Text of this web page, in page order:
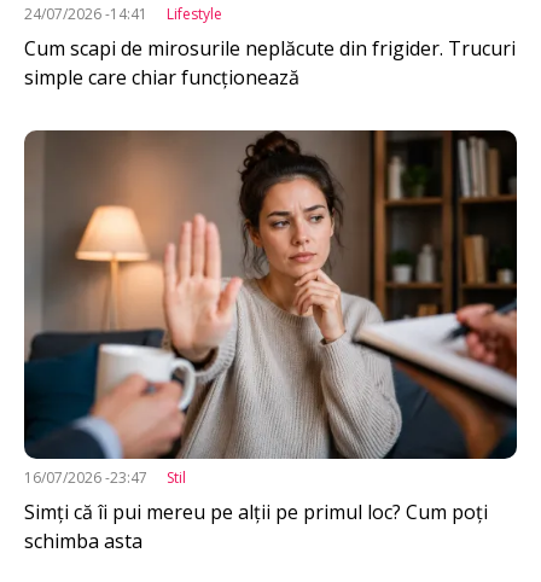
24/07/2026 -14:41 Lifestyle
Cum scapi de mirosurile neplăcute din frigider. Trucuri
simple care chiar funcționează
Imagine
16/07/2026 -23:47 Stil
Simți că îi pui mereu pe alții pe primul loc? Cum poți
schimba asta